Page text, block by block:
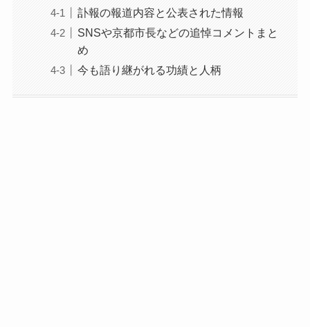
訃報の報道内容と公表された情報
SNSや京都市長などの追悼コメントまと
め
今も語り継がれる功績と人柄